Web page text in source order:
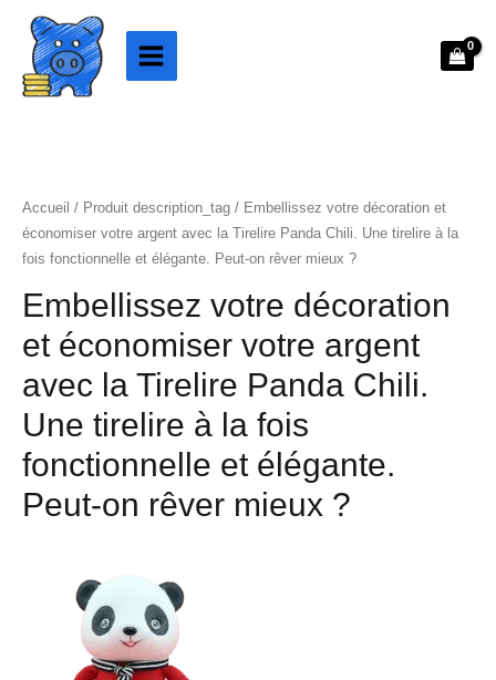
contenu
Accueil / Produit description_tag / Embellissez votre décoration et
économiser votre argent avec la Tirelire Panda Chili. Une tirelire à la
fois fonctionnelle et élégante. Peut-on rêver mieux ?
Embellissez votre décoration
et économiser votre argent
avec la Tirelire Panda Chili.
Une tirelire à la fois
fonctionnelle et élégante.
Peut-on rêver mieux ?